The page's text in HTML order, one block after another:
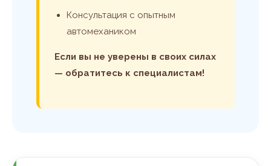
Консультация с опытным
автомехаником
Если вы не уверены в своих силах
— обратитесь к специалистам!